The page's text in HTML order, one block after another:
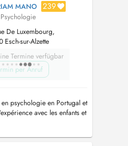
MANO 239
Psychologie
De Luxembourg,
Esch-sur-Alzette
Termine verfügbar
per Anruf
psychologie en Portugal et
avec les enfants et
formations en psychologie
en Hypnose